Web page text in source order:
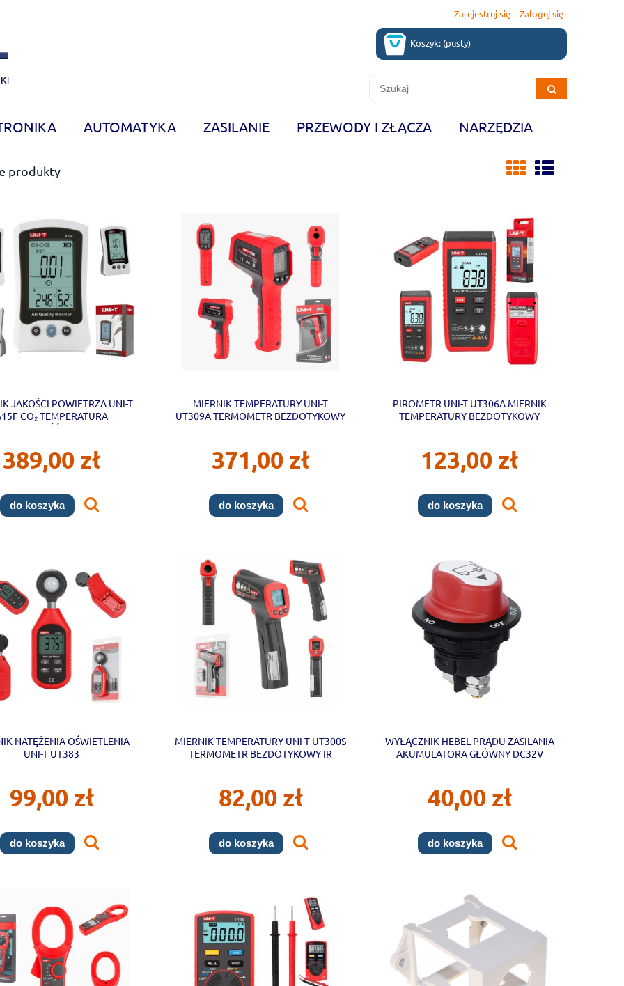
Zarejestruj się Zaloguj się
Koszyk: (pusty)
AUTOMATYKA ZASILANIE PRZEWODY I ZŁĄCZA NARZĘDZIA
produkty
JAKOŚCI POWIETRZA UNI-T
CO₂ TEMPERATURA
LCD UNIT
389,00 zł
do koszyka
MIERNIK TEMPERATURY UNI-T
UT309A TERMOMETR BEZDOTYKOWY
371,00 zł
do koszyka
PIROMETR UNI-T UT306A MIERNIK
TEMPERATURY BEZDOTYKOWY
123,00 zł
do koszyka
NATĘŻENIA OŚWIETLENIA
UNI-T UT383
99,00 zł
do koszyka
MIERNIK TEMPERATURY UNI-T UT300S
TERMOMETR BEZDOTYKOWY IR
82,00 zł
do koszyka
WYŁĄCZNIK HEBEL PRĄDU ZASILANIA
AKUMULATORA GŁÓWNY DC32V
40,00 zł
do koszyka